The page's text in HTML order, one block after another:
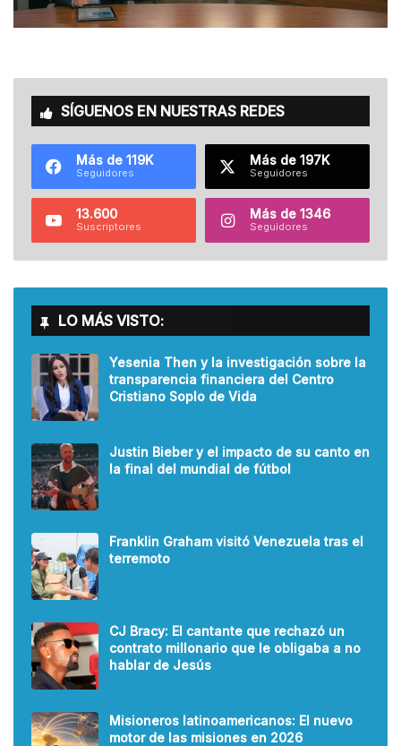
SÍGUENOS EN NUESTRAS REDES
Más de 119K
Seguidores
Más de 197K
Seguidores
13.600
Suscriptores
Más de 1346
Seguidores
LO MÁS VISTO:
Yesenia Then y la investigación sobre la
transparencia financiera del Centro
Cristiano Soplo de Vida
Justin Bieber y el impacto de su canto en
la final del mundial de fútbol
Franklin Graham visitó Venezuela tras el
terremoto
CJ Bracy: El cantante que rechazó un
contrato millonario que le obligaba a no
hablar de Jesús
Misioneros latinoamericanos: El nuevo
motor de las misiones en 2026